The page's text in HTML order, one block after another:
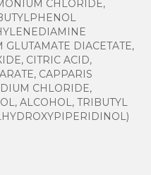
CHLORIDE,
GLUTAMATE DIACETATE,
CITRIC ACID,
CAPPARIS
CHLORIDE,
ALCOHOL, TRIBUTYL